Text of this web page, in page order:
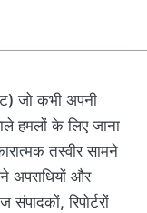
जो कभी अपनी
हमलों के लिए जाना
तस्वीर सामने
अपराधियों और
रिपोर्टरों